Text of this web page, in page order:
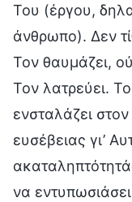
Του (έργου,
άνθρωπο). Δεν
Τον θαυμάζει,
Τον λατρεύει.
ενσταλάζει
ευσέβειας γι’
να